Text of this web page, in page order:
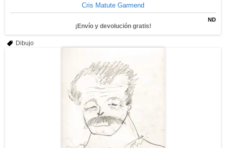
Cris Matute Garmend
ND
¡Envío y devolución gratis!
Dibujo